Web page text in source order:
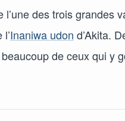
des trois grandes
Inaniwa udon d’Akita.
de ceux qui y